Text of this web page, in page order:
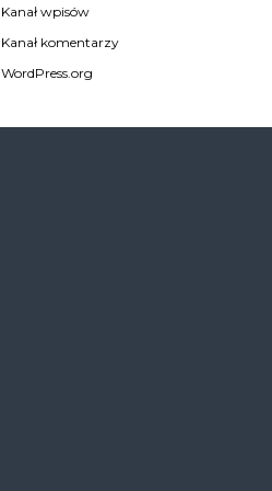
Kanał wpisów
Kanał komentarzy
WordPress.org